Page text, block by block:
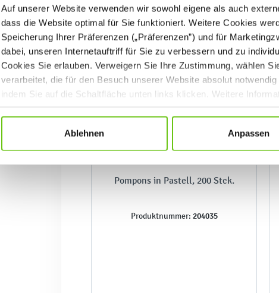
Auf unserer Website verwenden wir sowohl eigene als auch
dass die Website optimal für Sie funktioniert. Weitere Cookies
Speicherung Ihrer Präferenzen („Präferenzen”) und für
dabei, unseren Internetauftriff für Sie zu verbessern und zu
Cookies Sie erlauben. Verweigern Sie Ihre Zustimmung, wählen
verarbeitet, die für den Besuch unserer Website absolut
indem Sie auf die Schaltfläche unten links klicken. Weitere
Datenschutzrichtlinien.
Ablehnen Anpassen
Pompons in Pastell, 200 Stck.
Produktnummer: 204035